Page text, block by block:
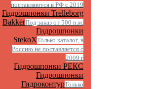
поставляются в РФ с 2019
Гидрошпонки Trelleborg
BakkerПод заказ от 500 п.м.
Гидрошпонки
StekoXТолько каталог, в
Россию не поставляется с
2009 г
Гидрошпонки РЕКС
Гидрошпонки
ГидроконтурТолько